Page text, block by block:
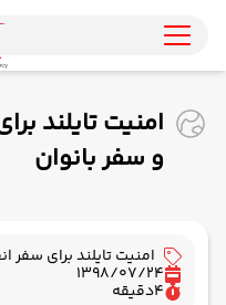
امنیت تایلند
و سفر بانوان
امنیت تایلند برای سفر
1398/07/24
4دقیقه